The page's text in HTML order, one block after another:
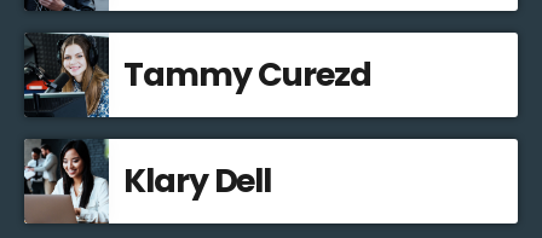
Tammy Curezd
Klary Dell